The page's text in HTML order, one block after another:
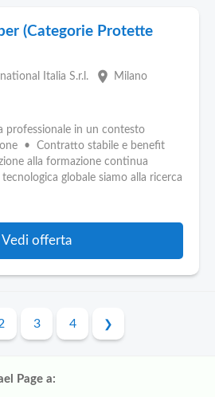
(Categorie Protette
Italia S.r.l. place Milano
professionale in un contesto
• Contratto stabile e benefit
alla formazione continua
globale siamo alla ricerca
Vedi offerta
3 4
Page a: